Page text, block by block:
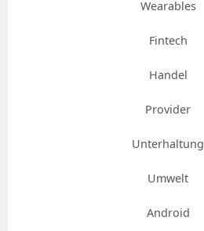
Wearables
Fintech
Handel
Provider
Unterhaltung
Umwelt
Android